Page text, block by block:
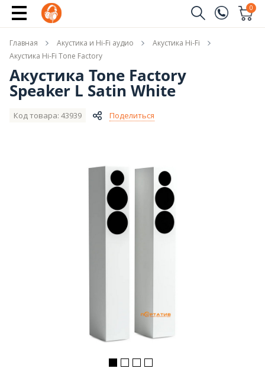
(096)
(044)
0
Имя
Телефон
Главная Акустика и Hi-Fi аудио
Акустика Hi-Fi
Акустика Hi-Fi Tone Factory
Акустика Tone Factory
Speaker L Satin White
Код товара: 43939 Поделиться
Сообщить о поступлении